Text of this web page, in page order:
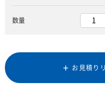
数量
お見積り